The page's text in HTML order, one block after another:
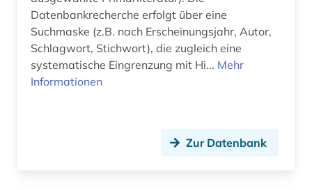
geschichte 1919-1933 (1)
geschichte 1993 (3)
Suedostasien (3)
Suedosteuropa (2)
Thueringen (2)
Datenbankrecherche erfolgt über eine
Suchmaske (z.B. nach Erscheinungsjahr, Autor,
Schlagwort, Stichwort), die zugleich eine
systematische Eingrenzung mit Hi... Mehr
Informationen
Zur Datenbank